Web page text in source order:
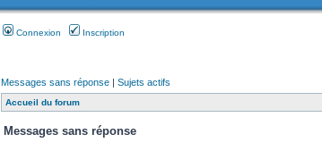
Connexion Inscription
Messages sans réponse| Sujets actifs
Accueil du forum
Messages sans réponse